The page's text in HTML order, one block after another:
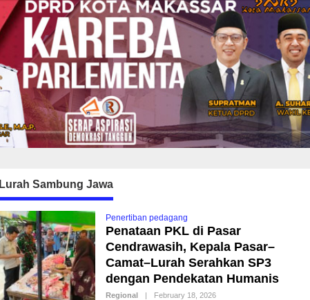
Lurah Sambung Jawa
Penertiban pedagang
Penataan PKL di Pasar
Cendrawasih, Kepala Pasar–
Camat–Lurah Serahkan SP3
dengan Pendekatan Humanis
Regional | February 18, 2026B